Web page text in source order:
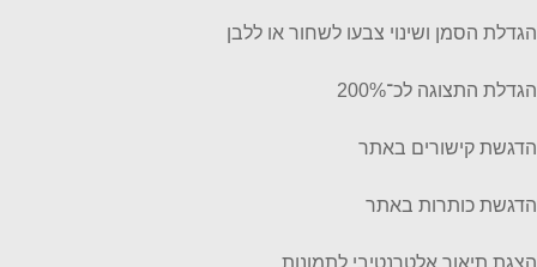
הגדלת הסמן ושינוי צבעו לשחור או ללבן
הגדלת התצוגה לכ־200%
הדגשת קישורים באתר
הדגשת כותרות באתר